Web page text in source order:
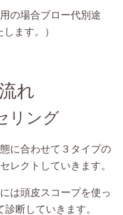
の場合ブロー代別途
ます。）
れ
ング
に合わせて３タイプの
レクトしていきます。
は頭皮スコープを使っ
断していきます。